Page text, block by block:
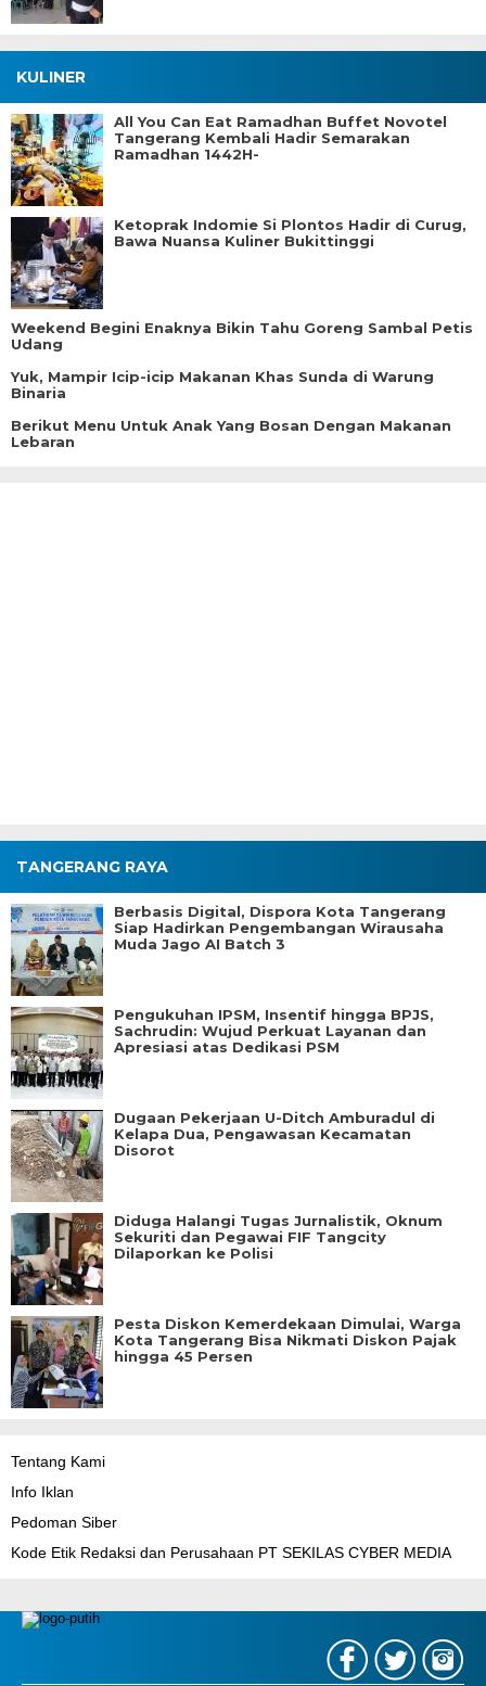
KULINER
All You Can Eat Ramadhan Buffet Novotel
Tangerang Kembali Hadir Semarakan
Ramadhan 1442H-
Ketoprak Indomie Si Plontos Hadir di Curug,
Bawa Nuansa Kuliner Bukittinggi
Weekend Begini Enaknya Bikin Tahu Goreng Sambal Petis
Udang
Yuk, Mampir Icip-icip Makanan Khas Sunda di Warung
Binaria
Berikut Menu Untuk Anak Yang Bosan Dengan Makanan
Lebaran
TANGERANG RAYA
Berbasis Digital, Dispora Kota Tangerang
Siap Hadirkan Pengembangan Wirausaha
Muda Jago AI Batch 3
Pengukuhan IPSM, Insentif hingga BPJS,
Sachrudin: Wujud Perkuat Layanan dan
Apresiasi atas Dedikasi PSM
Dugaan Pekerjaan U-Ditch Amburadul di
Kelapa Dua, Pengawasan Kecamatan
Disorot
Diduga Halangi Tugas Jurnalistik, Oknum
Sekuriti dan Pegawai FIF Tangcity
Dilaporkan ke Polisi
Pesta Diskon Kemerdekaan Dimulai, Warga
Kota Tangerang Bisa Nikmati Diskon Pajak
hingga 45 Persen
Tentang Kami
Info Iklan
Pedoman Siber
Kode Etik Redaksi dan Perusahaan PT SEKILAS CYBER MEDIA